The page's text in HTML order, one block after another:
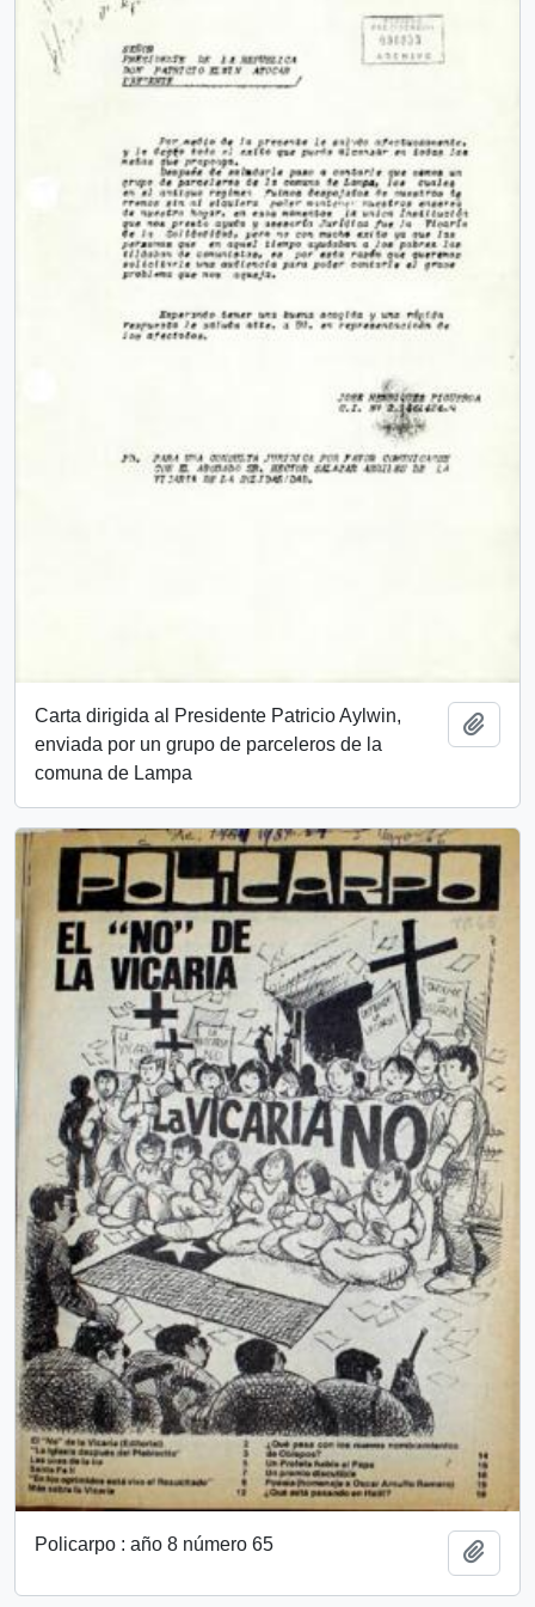
Carta dirigida al Presidente Patricio Aylwin,
enviada por un grupo de parceleros de la
comuna de Lampa
Policarpo : año 8 número 65